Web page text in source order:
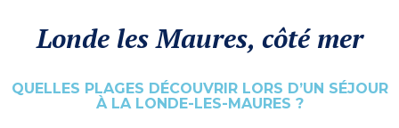
Londe les Maures, côté mer
QUELLES PLAGES DÉCOUVRIR LORS D’UN SÉJOUR
À LA LONDE-LES-MAURES ?